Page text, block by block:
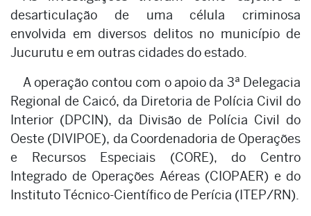
desarticulação de uma célula criminosa
envolvida em diversos delitos no município de
Jucurutu e em outras cidades do estado.
A operação contou com o apoio da 3ª Delegacia
Regional de Caicó, da Diretoria de Polícia Civil do
Interior (DPCIN), da Divisão de Polícia Civil do
Oeste (DIVIPOE), da Coordenadoria de Operações
e Recursos Especiais (CORE), do Centro
Integrado de Operações Aéreas (CIOPAER) e do
Instituto Técnico-Científico de Perícia (ITEP/RN).